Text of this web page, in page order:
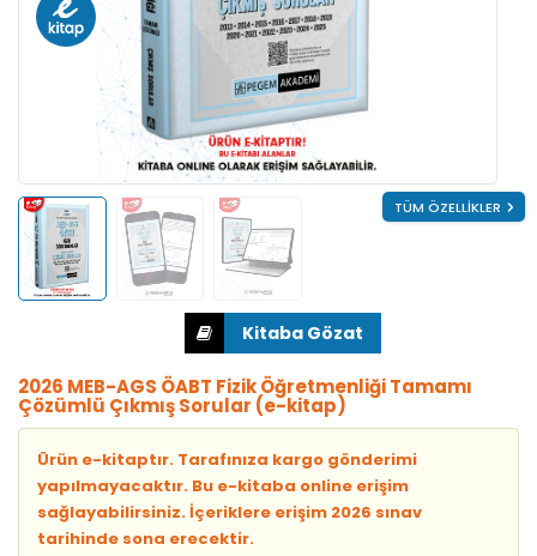
TÜM ÖZELLİKLER
2026 MEB-AGS ÖABT Fizik Öğretmenliği Tamamı
Çözümlü Çıkmış Sorular (e-kitap)
Ürün e-kitaptır. Tarafınıza kargo gönderimi
yapılmayacaktır. Bu e-kitaba online erişim
sağlayabilirsiniz. İçeriklere erişim 2026 sınav
tarihinde sona erecektir.